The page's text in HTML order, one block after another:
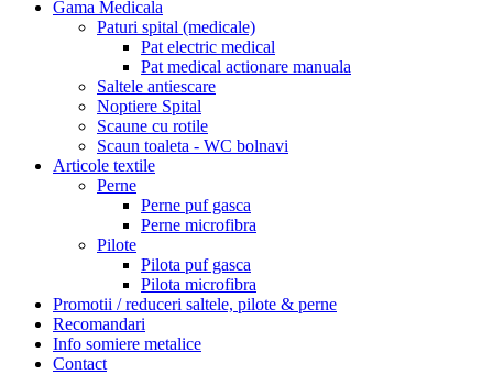
Gama Medicala
Paturi spital (medicale)
Pat electric medical
Pat medical actionare manuala
Saltele antiescare
Noptiere Spital
Scaune cu rotile
Scaun toaleta - WC bolnavi
Articole textile
Perne
Perne puf gasca
Perne microfibra
Pilote
Pilota puf gasca
Pilota microfibra
Promotii / reduceri saltele, pilote & perne
Recomandari
Info somiere metalice
Contact